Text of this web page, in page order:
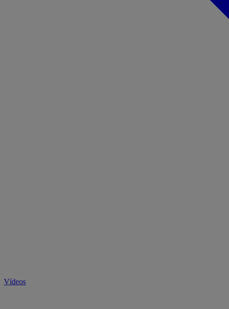
Vídeos